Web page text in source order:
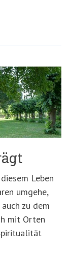
Leben
umgehe,
zu dem
mit Orten